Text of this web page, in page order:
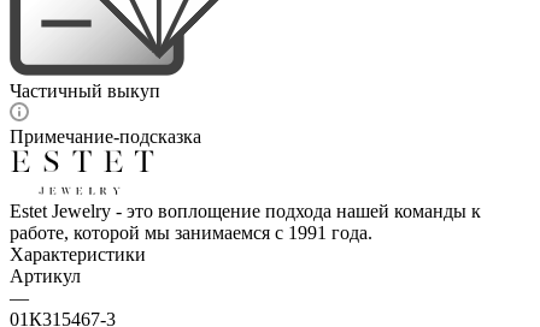
Частичный выкуп
Примечание-подсказка
Estet Jewelry - это воплощение подхода нашей команды к
работе, которой мы занимаемся с 1991 года.
Характеристики
Артикул
—
01К315467-3